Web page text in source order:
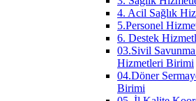
4. Acil Sağlık
5.Personel
6. Destek
03.Sivil
Hizmetleri Birimi
04.Döner
Birimi